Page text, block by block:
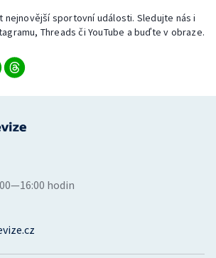
nejnovější sportovní události. Sledujte nás i
Threads či YouTube a buďte v obraze.
hodin